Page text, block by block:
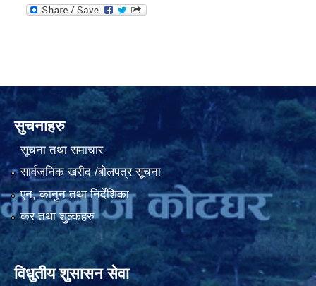
सुचनाहरु
सूचना तथा समाचार
सार्वजनिक खरीद /बोलपत्र सूचना
एन, कानुन तथा निर्देशिका
कर तथा शुल्कहरु
विधुतीय शुसासन सेवा